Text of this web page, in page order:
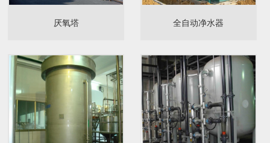
厌氧塔 全自动净水器